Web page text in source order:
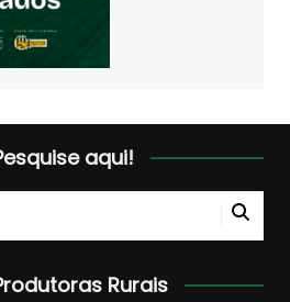
aqui!
Rurais